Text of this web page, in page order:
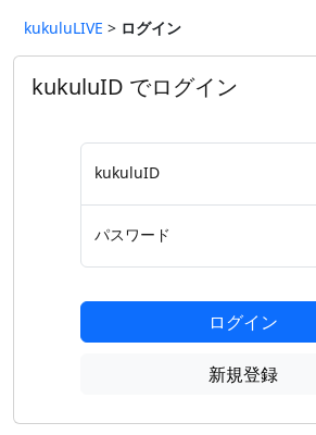
kukuluLIVE > ログイン
kukuluID でログイン
kukuluID
パスワード
ログイン
新規登録